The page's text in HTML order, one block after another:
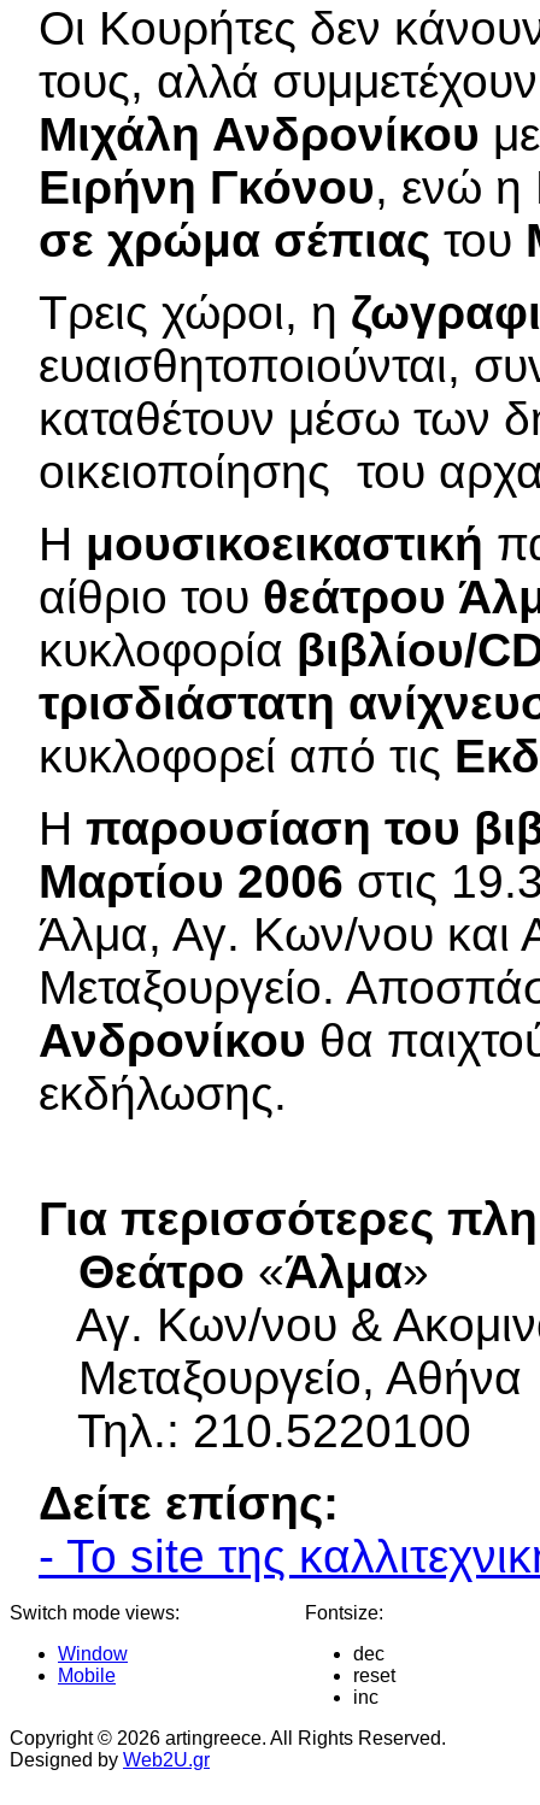
Οι Κουρήτες δεν
τους, αλλά
Μιχάλη Ανδρονίκου
Ειρήνη Γκόνου, ενώ η
σε χρώμα σέπιας του
Τρεις χώροι, η
ευαισθητοποιούνται,
καταθέτουν μέσω των
οικειοποίησης του
Η μουσικοεικαστική
αίθριο του θεάτρου
κυκλοφορία βιβλίου/
τρισδιάστατη
κυκλοφορεί από τις
Ηπαρουσίαση του
Μαρτίου 2006 στις
Άλμα, Αγ. Κων/νου και
Μεταξουργείο.
Ανδρονίκου θα
εκδήλωσης.
Για περισσότερες
Θεάτρο «Άλμα»
Αγ. Κων/νου &
Μεταξουργείο, Αθήνα
Τηλ.: 210.5220100
Δείτε επίσης:
- Το site της
Switch mode views:
Window
Mobile
Fontsize:
dec
reset
inc
Copyright © 2026 artingreece. All Rights Reserved.
Designed by Web2U.gr